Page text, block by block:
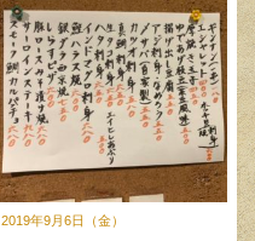
2019年9月6日（金）